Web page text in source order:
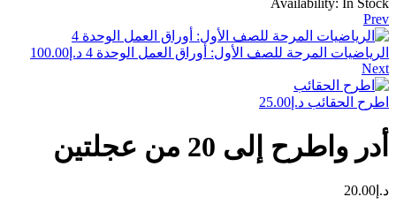
Availability: In Stock
Prev
الرياضيات المرحة للصف الأول: أوراق العمل الوحدة 4 د.إ 100.00
Next
اطرح الحقائب د.إ 25.00
أدر واطرح إلى 20 من عجلتين
د.إ 20.00